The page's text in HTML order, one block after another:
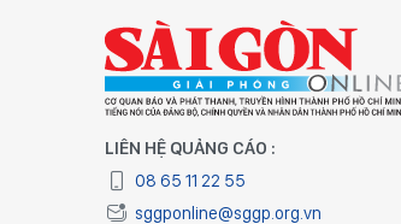
LIÊN HỆ QUẢNG CÁO :
08 65 11 22 55
sggponline@sggp.org.vn